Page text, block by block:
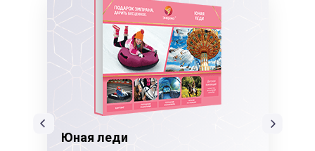
Юная леди